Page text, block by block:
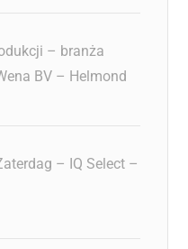
– branża
BV – Helmond
– IQ Select –